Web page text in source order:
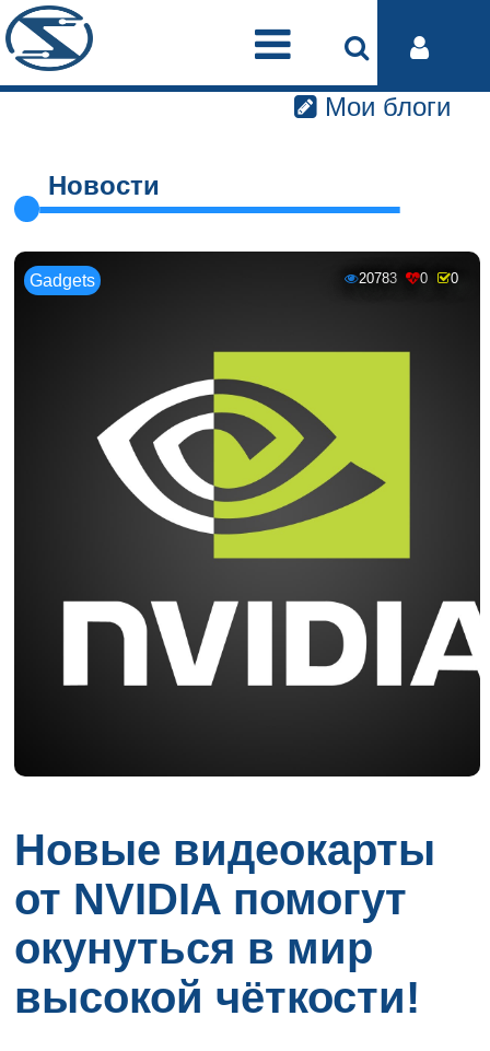
Мои блоги
Новости
Gadgets 20783 0 0
Новые видеокарты
от NVIDIA помогут
окунуться в мир
высокой чёткости!